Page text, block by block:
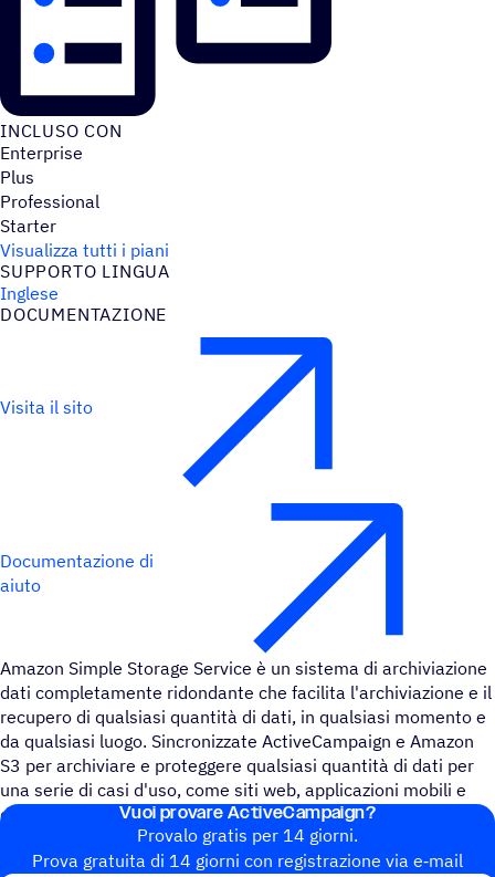
INCLUSO CON
Enterprise
Plus
Professional
Starter
Visualizza tutti i piani
SUPPORTO LINGUA
Inglese
DOCU­MEN­TA­ZIONE
Visita il sito
Documentazione di
aiuto
Amazon Simple Storage Service è un sistema di archiviazione
dati completamente ridondante che facilita l'archiviazione e il
recupero di qualsiasi quantità di dati, in qualsiasi momento e
da qualsiasi luogo. Sincronizzate ActiveCampaign e Amazon
S3 per archiviare e proteggere qualsiasi quantità di dati per
una serie di casi d'uso, come siti web, applicazioni mobili e
dispositivi IoT.
Vuoi provare ActiveCampaign?
Provalo gratis per 14 giorni.
Prova gratuita di 14 giorni con regi­stra­zione via e‑mail